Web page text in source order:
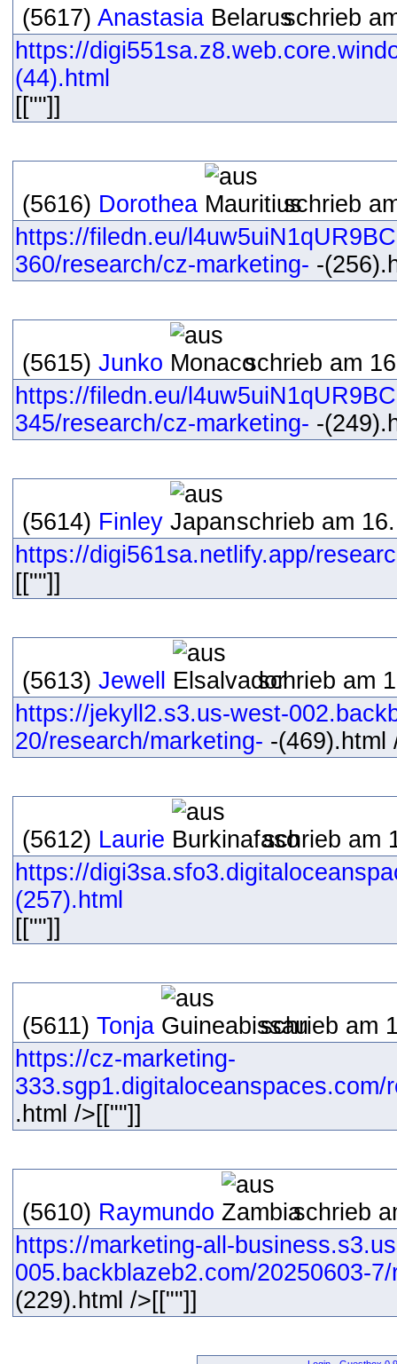
(5617) Anastasia
schrieb
https://
(44).html
[[""]]
(5616) Dorothea
schrieb
https://filedn.eu/
360/research/cz-marketing- -
(5615) Junko
schrieb am
https://filedn.eu/
345/research/cz-marketing- -
(5614) Finley
schrieb am
https://digi561sa.netlify.app/
[[""]]
(5613) Jewell
schrieb am
https://jekyll2.s3.us-west-
20/research/marketing- -
(5612) Laurie
schrieb am
https://
(257).html
[[""]]
(5611) Tonja
schrieb am
https://cz-marketing-
.html />[[""]]
(5610) Raymundo
schrieb
https://marketing-all-
005.backblazeb2.com/20250603-
(229).html />[[""]]